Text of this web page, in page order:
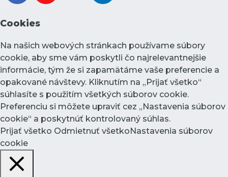
Cookies
Na našich webových stránkach používame súbory
cookie, aby sme vám poskytli čo najrelevantnejšie
informácie, tým že si zapamätáme vaše preferencie a
opakované návštevy. Kliknutím na „Prijať všetko“
súhlasíte s použitím všetkých súborov cookie.
Preferenciu si môžete upraviť cez „Nastavenia súborov
cookie“ a poskytnúť kontrolovaný súhlas.
Prijať všetko Odmietnuť všetko Nastavenia súborov
cookie